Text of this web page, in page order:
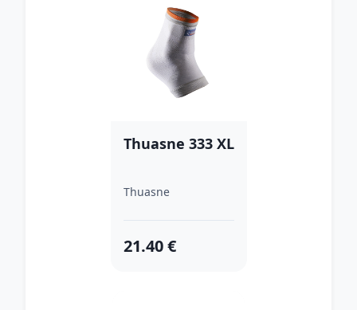
Thuasne 333 XL
Thuasne
21.40 €